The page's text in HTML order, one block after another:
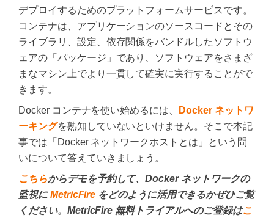
デプロイするためのプラットフォームサービスです。
コンテナは、アプリケーションのソースコードとその
ライブラリ、設定、依存関係をバンドルしたソフトウ
ェアの「パッケージ」であり、ソフトウェアをさまざ
まなマシン上でより一貫して確実に実行することがで
きます。
Docker コンテナを使い始めるには、
Docker ネットワ
ーキングを熟知していないといけません。そこで本記
事では「Docker ネットワークホストとは」という問
いについて答えていきましょう。
こちらからデモを予約して、Docker ネットワークの
監視にMetricFire をどのように活用できるかぜひご覧
ください。MetricFire 無料トライアルへのご登録はこ